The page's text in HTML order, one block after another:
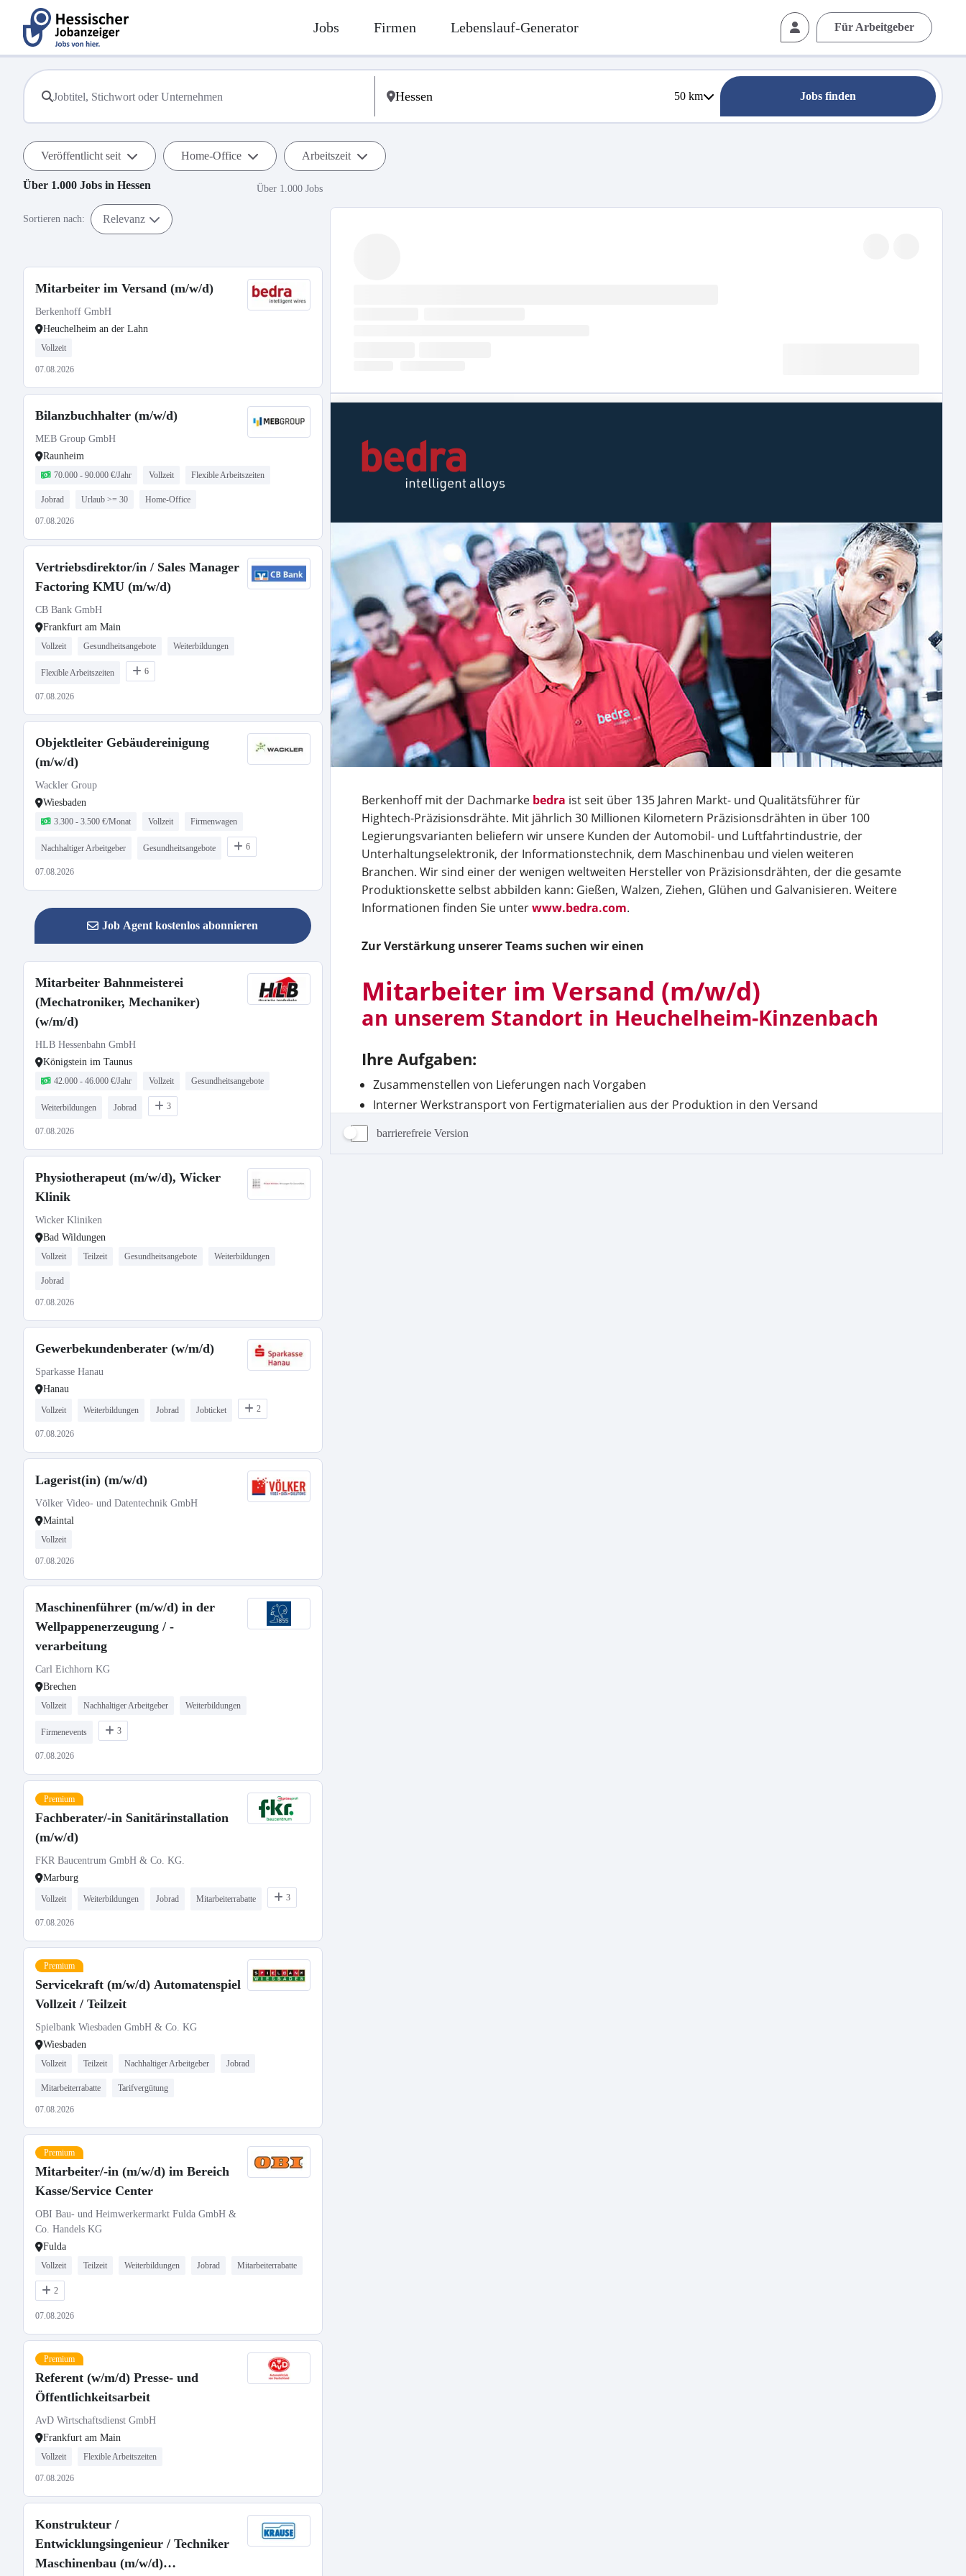
Jobs Firmen Lebenslauf-Generator Für Arbeitgeber
50km Jobs finden
Veröffentlicht seit Home-Office Arbeitszeit
Über 1.000 Jobs in Hessen Über 1.000 Jobs
Sortieren nach: Relevanz
Mitarbeiter im Versand (m/w/d)
Berkenhoff GmbH
Heuchelheim an der Lahn
Vollzeit
07.08.2026
Bilanzbuchhalter (m/w/d)
MEB Group GmbH
Raunheim
70.000 - 90.000 €/Jahr Vollzeit Flexible Arbeitszeiten
Jobrad Urlaub >= 30 Home-Office
07.08.2026
Vertriebsdirektor/in / Sales Manager
Factoring KMU (m/w/d)
CB Bank GmbH
Frankfurt am Main
Vollzeit Gesundheitsangebote Weiterbildungen
Flexible Arbeitszeiten 6
07.08.2026
Objektleiter Gebäudereinigung
(m/w/d)
Wackler Group
Wiesbaden
3.300 - 3.500 €/Monat Vollzeit Firmenwagen
Nachhaltiger Arbeitgeber Gesundheitsangebote 6
07.08.2026
Job Agent kostenlos abonnieren
Mitarbeiter Bahnmeisterei
(Mechatroniker, Mechaniker)
(w/m/d)
HLB Hessenbahn GmbH
Königstein im Taunus
42.000 - 46.000 €/Jahr Vollzeit Gesundheitsangebote
Weiterbildungen Jobrad 3
07.08.2026
Physiotherapeut (m/w/d), Wicker
Klinik
Wicker Kliniken
Bad Wildungen
Vollzeit Teilzeit Gesundheitsangebote Weiterbildungen
Jobrad
07.08.2026
Gewerbekundenberater (w/m/d)
Sparkasse Hanau
Hanau
Vollzeit Weiterbildungen Jobrad Jobticket 2
07.08.2026
Lagerist(in) (m/w/d)
Völker Video- und Datentechnik GmbH
Maintal
Vollzeit
07.08.2026
Maschinenführer (m/w/d) in der
Wellpappenerzeugung / -
verarbeitung
Carl Eichhorn KG
Brechen
Vollzeit Nachhaltiger Arbeitgeber Weiterbildungen
Firmenevents 3
07.08.2026
Premium
Fachberater/-in Sanitärinstallation
(m/w/d)
FKR Baucentrum GmbH & Co. KG.
Marburg
Vollzeit Weiterbildungen Jobrad Mitarbeiterrabatte 3
07.08.2026
Premium
Servicekraft (m/w/d) Automatenspiel
Vollzeit / Teilzeit
Spielbank Wiesbaden GmbH & Co. KG
Wiesbaden
Vollzeit Teilzeit Nachhaltiger Arbeitgeber Jobrad
Mitarbeiterrabatte Tarifvergütung
07.08.2026
Premium
Mitarbeiter/-in (m/w/d) im Bereich
Kasse/Service Center
OBI Bau- und Heimwerkermarkt Fulda GmbH &
Co. Handels KG
Fulda
Vollzeit Teilzeit Weiterbildungen Jobrad Mitarbeiterrabatte
2
07.08.2026
Premium
Referent (w/m/d) Presse- und
Öffentlichkeitsarbeit
AvD Wirtschaftsdienst GmbH
Frankfurt am Main
Vollzeit Flexible Arbeitszeiten
07.08.2026
Konstrukteur /
Entwicklungsingenieur / Techniker
Maschinenbau (m/w/d)
barrierefreie Version